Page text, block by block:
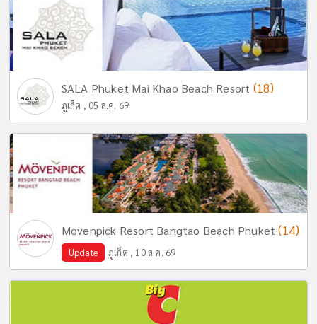
SALA Phuket Mai Khao Beach Resort (18)
ภูเก็ต , 05 ส.ค. 69
Movenpick Resort Bangtao Beach Phuket(14)
Update ภูเก็ต , 10 ส.ค. 69